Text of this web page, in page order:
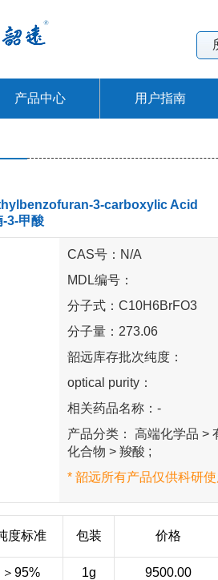
产品中心 用户指南
3-carboxylic Acid
-3-甲酸
CAS号：N/A
MDL编号：
分子式：C10H6BrFO3
分子量：273.06
韶远库存批次纯度：
optical purity：
相关药品名称：-
产品分类： 高端化学品 >
化合物 > 羧酸 ;
* 韶远所有产品仅供科研
度标准 包装 价格
＞95% 1g 9500.00